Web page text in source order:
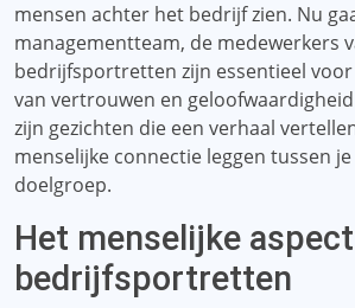
mensen achter het bedrijf zien. Nu
managementteam, de medewerkers
bedrijfsportretten zijn essentieel
van vertrouwen en
zijn gezichten die een verhaal
menselijke connectie leggen tussen
doelgroep.
Het menselijke
bedrijfsportretten